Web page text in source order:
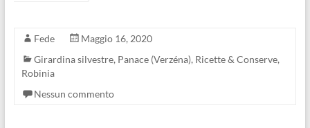
Fede
Maggio 16, 2020
Girardina silvestre, Panace (Verzéna), Ricette & Conserve,
Robinia
Nessun commento